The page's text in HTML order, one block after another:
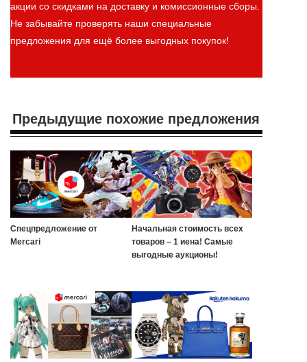
акции со скидками на доставку и комиссионные сборы.
Не забывайте проверять наши специальные
предложения для ещё более выгодных покупок!
Предыдущие похожие предложения
Спецпредложение от
Mercari
Начальная стоимость всех
товаров – 1 иена! Самые
выгодные аукционы!